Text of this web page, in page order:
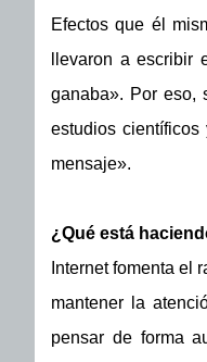
Efectos que él
llevaron a
ganaba». Por eso,
estudios
mensaje».
¿Qué está
Internet fomenta el
mantener la
pensar de forma